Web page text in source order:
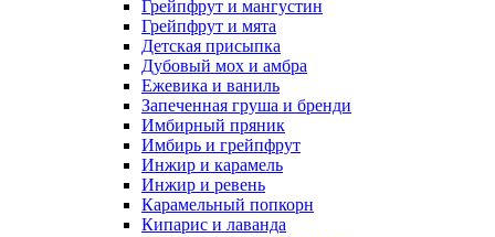
Грейпфрут и мангустин
Грейпфрут и мята
Детская присыпка
Дубовый мох и амбра
Ежевика и ваниль
Запеченная груша и бренди
Имбирный пряник
Имбирь и грейпфрут
Инжир и карамель
Инжир и ревень
Карамельный попкорн
Кипарис и лаванда